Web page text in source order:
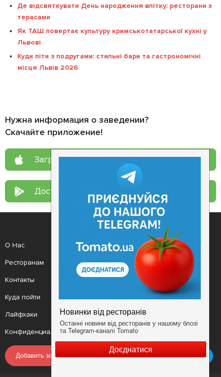
Де відсвяткувати День народження влітку: ресторани з
терасами
Як ТАШ повертає культуру кримськотатарської кухні у
Львові
Куди піти з подругами: стильні бари та гастрономічні
місця Львів 2026
Нужна информация о заведении?
Скачайте приложение!
Загрузите в App Store
Доступно в Google Play
О Нас
Ресторанам
Контакты
Куда пойти
Лайфхаки
Конфиденциальность
Рецепт дня
Новости
Анонсы
Мобильное приложение
Условия
Добавить заведение